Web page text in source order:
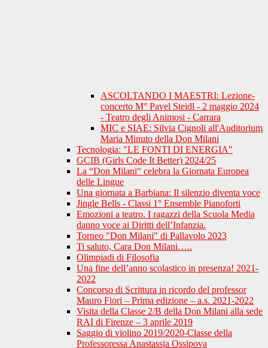
ASCOLTANDO I MAESTRI: Lezione-
concerto M° Pavel Steidl - 2 maggio 2024
- Teatro degli Animosi - Carrara
MIC e SIAE: Silvia Cignoli all'Auditorium
Maria Minuto della Don Milani
Tecnologia: "LE FONTI DI ENERGIA"
GCIB (Girls Code It Better) 2024/25
La “Don Milani“ celebra la Giornata Europea
delle Lingue
Una giornata a Barbiana: Il silenzio diventa voce
Jingle Bells - Classi 1° Ensemble Pianoforti
Emozioni a teatro. I ragazzi della Scuola Media
danno voce ai Diritti dell’Infanzia.
Torneo "Don Milani" di Pallavolo 2023
Ti saluto, Cara Don Milani…..
Olimpiadi di Filosofia
Una fine dell’anno scolastico in presenza! 2021-
2022
Concorso di Scrittura in ricordo del professor
Mauro Fiori – Prima edizione – a.s. 2021-2022
Visita della Classe 2/B della Don Milani alla sede
RAI di Firenze – 3 aprile 2019
Saggio di violino 2019/2020-Classe della
Professoressa Anastassia Ossipova